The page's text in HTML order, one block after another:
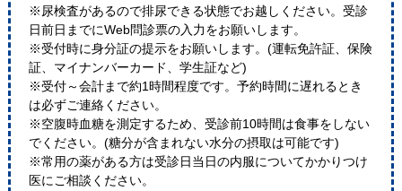
※尿検査があるので排尿できる状態でお越しください。受診
日前日までにWeb問診票の入力をお願いします。
※受付時に身分証の提示をお願いします。(運転免許証、保険
証、マイナンバーカード、学生証など)
※受付～会計まで約1時間程度です。予約時間に遅れるとき
は必ずご連絡ください。
※空腹時血糖を測定するため、受診前10時間は食事をしない
でください。(糖分が含まれない水分の摂取は可能です)
※常用の薬がある方は受診日当日の内服についてかかりつけ
医にご相談ください。